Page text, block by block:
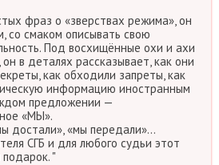
фраз о «зверствах режима», он
со смаком описывать свою
Под восхищённые охи и ахи
в деталях рассказывает, как они
как обходили запреты, как
информацию иностранным
предложении —
«МЫ».
достали», «мы передали»…
СГБ и для любого судьи этот
"